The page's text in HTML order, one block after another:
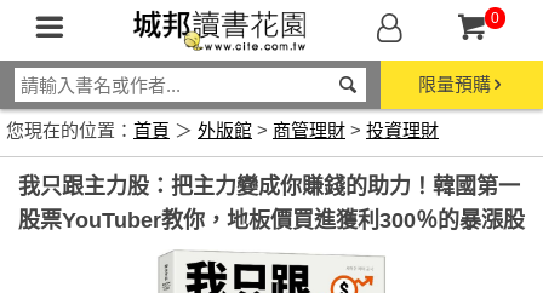
0
限量預購
您現在的位置： 首頁 ＞ 外版館 > 商管理財 > 投資理財
我只跟主力股：把主力變成你賺錢的助力！韓國第一
股票YouTuber教你，地板價買進獲利300％的暴漲股